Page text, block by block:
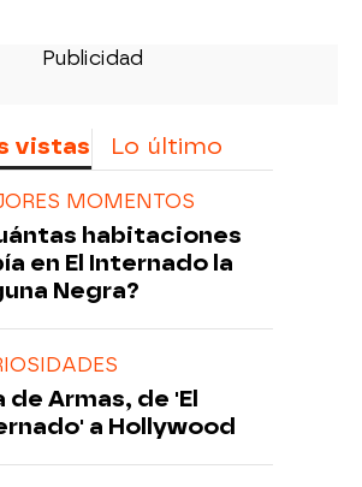
vistas Lo último
MOMENTOS
habitaciones
en El Internado la
Negra?
de Armas, de 'El
a Hollywood